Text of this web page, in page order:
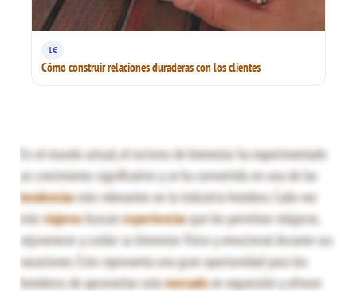
1€
Cómo construir relaciones duraderas con los clientes
En el mundo actual, el turismo de bienestar ha experimentado
un crecimiento significativo y se ha convertido en una de las
tendenciasmás relevantes en la industria hotelera. Cada vez
másviajerosbuscanexperienciasque les permitan relajarse,
rejuvenecer y cuidar su bienestar físico y emocional durante sus
vacaciones. Esto representa una gran oportunidad para los
hoteleros de aprovechar estemercadoen expansión y ofrecer